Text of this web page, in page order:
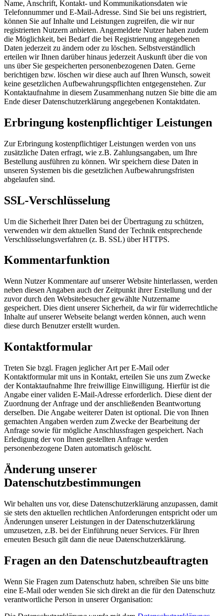
Name, Anschrift, Kontakt- und Kommunikationsdaten wie
Telefonnummer und E-Mail-Adresse. Sind Sie bei uns registriert,
können Sie auf Inhalte und Leistungen zugreifen, die wir nur
registrierten Nutzern anbieten. Angemeldete Nutzer haben zudem
die Möglichkeit, bei Bedarf die bei Registrierung angegebenen
Daten jederzeit zu ändern oder zu löschen. Selbstverständlich
erteilen wir Ihnen darüber hinaus jederzeit Auskunft über die von
uns über Sie gespeicherten personenbezogenen Daten. Gerne
berichtigen bzw. löschen wir diese auch auf Ihren Wunsch, soweit
keine gesetzlichen Aufbewahrungspflichten entgegenstehen. Zur
Kontaktaufnahme in diesem Zusammenhang nutzen Sie bitte die am
Ende dieser Datenschutzerklärung angegebenen Kontaktdaten.
Erbringung kostenpflichtiger Leistungen
Zur Erbringung kostenpflichtiger Leistungen werden von uns
zusätzliche Daten erfragt, wie z.B. Zahlungsangaben, um Ihre
Bestellung ausführen zu können. Wir speichern diese Daten in
unseren Systemen bis die gesetzlichen Aufbewahrungsfristen
abgelaufen sind.
SSL-Verschlüsselung
Um die Sicherheit Ihrer Daten bei der Übertragung zu schützen,
verwenden wir dem aktuellen Stand der Technik entsprechende
Verschlüsselungsverfahren (z. B. SSL) über HTTPS.
Kommentarfunktion
Wenn Nutzer Kommentare auf unserer Website hinterlassen, werden
neben diesen Angaben auch der Zeitpunkt ihrer Erstellung und der
zuvor durch den Websitebesucher gewählte Nutzername
gespeichert. Dies dient unserer Sicherheit, da wir für widerrechtliche
Inhalte auf unserer Webseite belangt werden können, auch wenn
diese durch Benutzer erstellt wurden.
Kontaktformular
Treten Sie bzgl. Fragen jeglicher Art per E-Mail oder
Kontaktformular mit uns in Kontakt, erteilen Sie uns zum Zwecke
der Kontaktaufnahme Ihre freiwillige Einwilligung. Hierfür ist die
Angabe einer validen E-Mail-Adresse erforderlich. Diese dient der
Zuordnung der Anfrage und der anschließenden Beantwortung
derselben. Die Angabe weiterer Daten ist optional. Die von Ihnen
gemachten Angaben werden zum Zwecke der Bearbeitung der
Anfrage sowie für mögliche Anschlussfragen gespeichert. Nach
Erledigung der von Ihnen gestellten Anfrage werden
personenbezogene Daten automatisch gelöscht.
Änderung unserer
Datenschutzbestimmungen
Wir behalten uns vor, diese Datenschutzerklärung anzupassen, damit
sie stets den aktuellen rechtlichen Anforderungen entspricht oder um
Änderungen unserer Leistungen in der Datenschutzerklärung
umzusetzen, z.B. bei der Einführung neuer Services. Für Ihren
erneuten Besuch gilt dann die neue Datenschutzerklärung.
Fragen an den Datenschutzbeauftragten
Wenn Sie Fragen zum Datenschutz haben, schreiben Sie uns bitte
eine E-Mail oder wenden Sie sich direkt an die für den Datenschutz
verantwortliche Person in unserer Organisation: